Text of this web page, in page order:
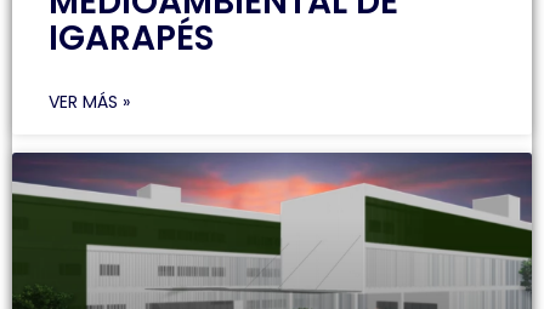
IGARAPÉS
VER MÁS »